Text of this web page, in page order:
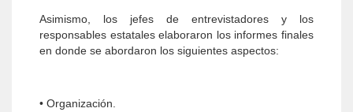
Asimismo, los jefes de entrevistadores y los
responsables estatales elaboraron los informes finales
en donde se abordaron los siguientes aspectos:
• Organización.